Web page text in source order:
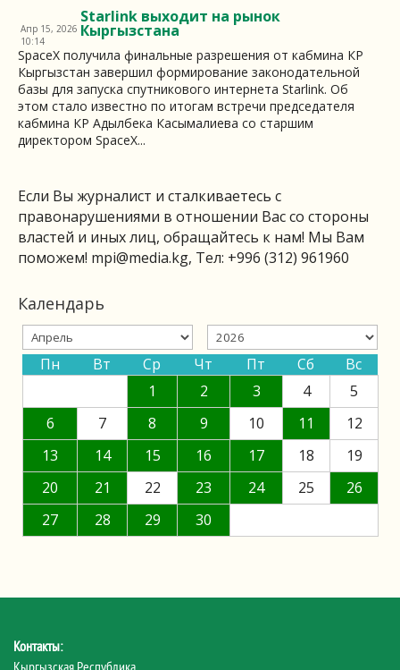
Starlink выходит на рынок
Кыргызстана
Апр 15, 2026
10:14
SpaceX получила финальные разрешения от кабмина КР
Кыргызстан завершил формирование законодательной
базы для запуска спутникового интернета Starlink. Об
этом стало известно по итогам встречи председателя
кабмина КР Адылбека Касымалиева со старшим
директором SpaceX...
Если Вы журналист и сталкиваетесь с
правонарушениями в отношении Вас со стороны
властей и иных лиц, обращайтесь к нам! Мы Вам
поможем! mpi@media.kg, Тел: +996 (312) 961960
Календарь
Пн Вт Ср Чт Пт Сб
Вс
1
2 3 4
5
6
7 8 9 10 11
12
13
14 15 16 17 18
19
20
21 22 23 24 25
26
27
28 29 30
Контакты: